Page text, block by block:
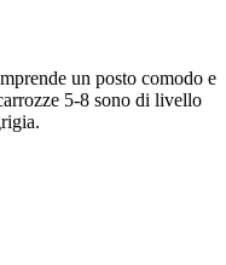
un posto comodo e
5-8 sono di livello